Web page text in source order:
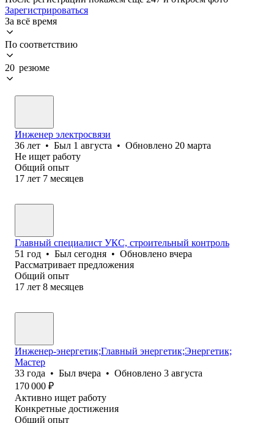
Зарегистрироваться
За всё время
По соответствию
20 резюме
Инженер электросвязи
36 лет • Был 1 августа • Обновлено 20 марта
Не ищет работу
Общий опыт
17 лет 7 месяцев
Главный специалист УКС, строительный контроль
51 год • Был сегодня • Обновлено вчера
Рассматривает предложения
Общий опыт
17 лет 8 месяцев
Инженер-энергетик;Главный энергетик;Энергетик;
Мастер
33 года • Был вчера • Обновлено 3 августа
170 000 ₽
Активно ищет работу
Конкретные достижения
Общий опыт